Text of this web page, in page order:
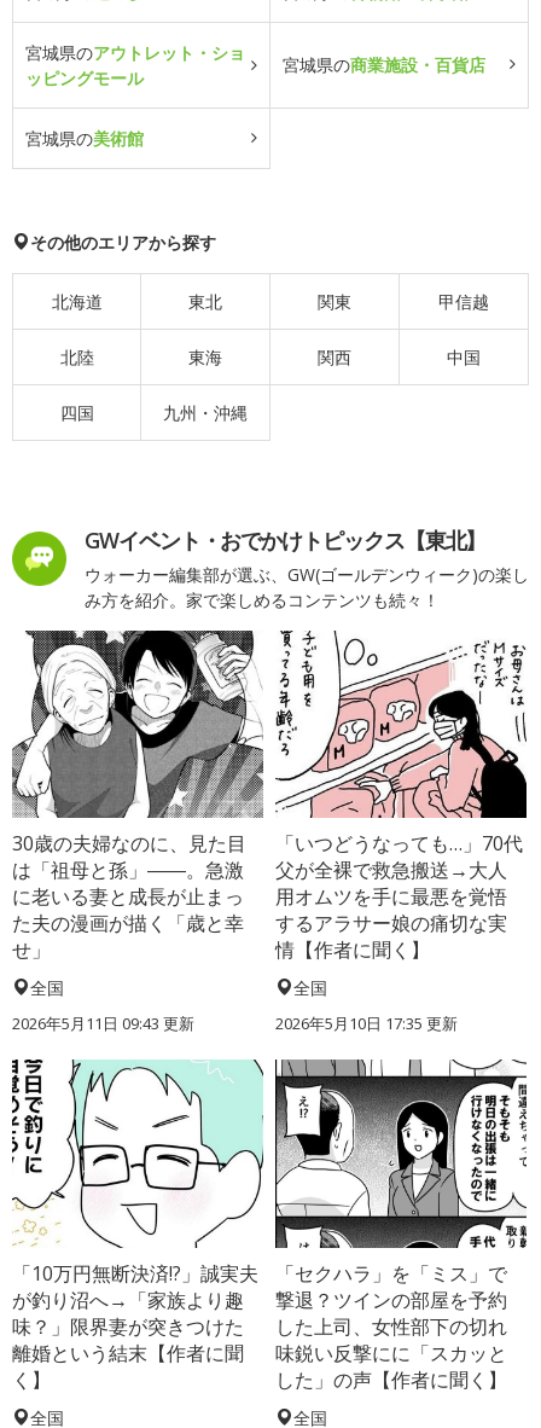
宮城県のアウトレット・ショ
ッピングモール
宮城県の商業施設・百貨店
宮城県の美術館
その他のエリアから探す
北海道 東北 関東 甲信越
北陸 東海 関西 中国
四国 九州・沖縄
GWイベント・おでかけトピックス【東北】
ウォーカー編集部が選ぶ、GW(ゴールデンウィーク)の楽し
み方を紹介。家で楽しめるコンテンツも続々！
30歳の夫婦なのに、見た目
は「祖母と孫」――。急激
に老いる妻と成長が止まっ
た夫の漫画が描く「歳と幸
せ」
全国
2026年5月11日 09:43 更新
「いつどうなっても…」70代
父が全裸で救急搬送→大人
用オムツを手に最悪を覚悟
するアラサー娘の痛切な実
情【作者に聞く】
全国
2026年5月10日 17:35 更新
「10万円無断決済!?」誠実夫
が釣り沼へ→「家族より趣
味？」限界妻が突きつけた
離婚という結末【作者に聞
く】
全国
「セクハラ」を「ミス」で
撃退？ツインの部屋を予約
した上司、女性部下の切れ
味鋭い反撃にに「スカッと
した」の声【作者に聞く】
全国